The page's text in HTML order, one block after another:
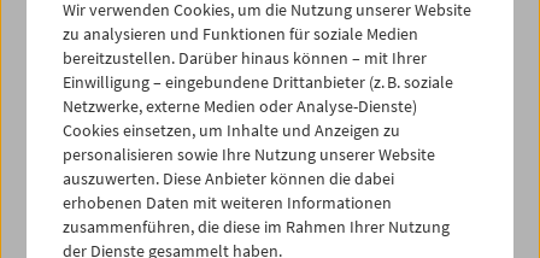
(sixpackfilm) und Kim Lange (Vienna Shorts Festival) ein
Kurzfilmprogramm. Das Programm "HAYAT"war am 28.
Mai 2024 im Rahmen des Vienna Shorts Filmfestival im
Österreichischen Filmmuseum zu sehen – kostenlos und
für alle Interessierten offen. Zudem waren auch
Filmemacher*innen zu Gast und wurden von der Klasse
während der Veranstaltung interviewt, unter
anderem
Michael Heindl ,Cordula Rieger
Haderer.
Wir verwenden Cookies, um die Nutzung unserer Website
zu analysieren und Funktionen für soziale Medien
bereitzustellen. Darüber hinaus können – mit Ihrer
Einwilligung – eingebundene Drittanbieter (z. B. soziale
Netzwerke, externe Medien oder Analyse-Dienste)
Cookies einsetzen, um Inhalte und Anzeigen zu
personalisieren sowie Ihre Nutzung unserer Website
auszuwerten. Diese Anbieter können die dabei
erhobenen Daten mit weiteren Informationen
zusammenführen, die diese im Rahmen Ihrer Nutzung
der Dienste gesammelt haben.